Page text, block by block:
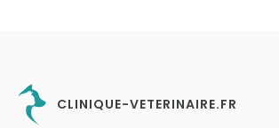
CLINIQUE-VETERINAIRE.FR